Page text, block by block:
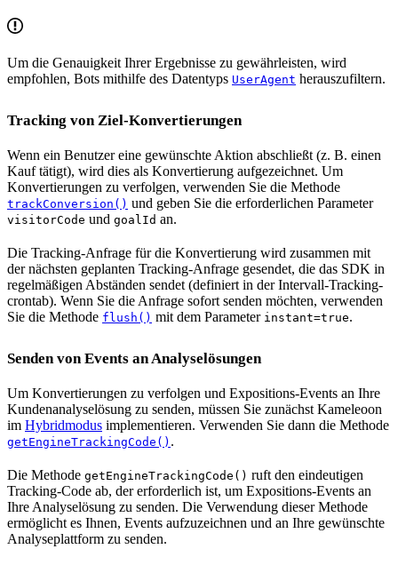
Um die Genauigkeit Ihrer Ergebnisse zu gewährleisten, wird
empfohlen, Bots mithilfe des Datentyps UserAgent herauszufiltern.
Tracking von Ziel-Konvertierungen
Wenn ein Benutzer eine gewünschte Aktion abschließt (z. B. einen
Kauf tätigt), wird dies als Konvertierung aufgezeichnet. Um
Konvertierungen zu verfolgen, verwenden Sie die Methode
trackConversion() und geben Sie die erforderlichen Parameter
visitorCode und goalId an.
Die Tracking-Anfrage für die Konvertierung wird zusammen mit
der nächsten geplanten Tracking-Anfrage gesendet, die das SDK in
regelmäßigen Abständen sendet (definiert in der Intervall-Tracking-
crontab). Wenn Sie die Anfrage sofort senden möchten, verwenden
Sie die Methode flush() mit dem Parameter instant=true.
Senden von Events an Analyselösungen
Um Konvertierungen zu verfolgen und Expositions-Events an Ihre
Kundenanalyselösung zu senden, müssen Sie zunächst Kameleoon
im Hybridmodus implementieren. Verwenden Sie dann die Methode
getEngineTrackingCode() .
Die Methode getEngineTrackingCode() ruft den eindeutigen
Tracking-Code ab, der erforderlich ist, um Expositions-Events an
Ihre Analyselösung zu senden. Die Verwendung dieser Methode
ermöglicht es Ihnen, Events aufzuzeichnen und an Ihre gewünschte
Analyseplattform zu senden.